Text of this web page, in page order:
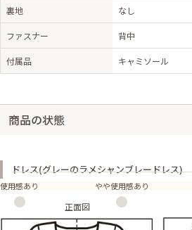
裏地 なし
ファスナー 背中
付属品 キャミソール
商品の状態
ドレス(グレーのラメシャンブレードレス)
使用感あり やや使用感あり
正面図